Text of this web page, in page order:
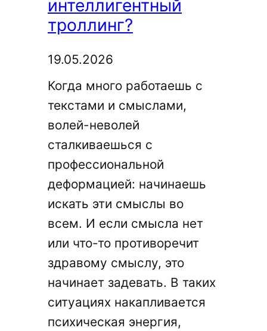
интеллигентный
троллинг?
19.05.2026
Когда много работаешь с
текстами и смыслами,
волей-неволей
сталкиваешься с
профессиональной
деформацией: начинаешь
искать эти смыслы во
всем. И если смысла нет
или что-то противоречит
здравому смыслу, это
начинает задевать. В таких
ситуациях накапливается
психическая энергия,